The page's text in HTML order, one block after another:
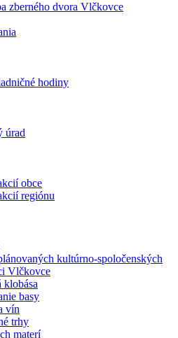
zberného dvora Vlčkovce
hodiny
úrad
obce
regiónu
kultúrno-spoločenských
Vlčkovce
basy
vín
trhy
materí